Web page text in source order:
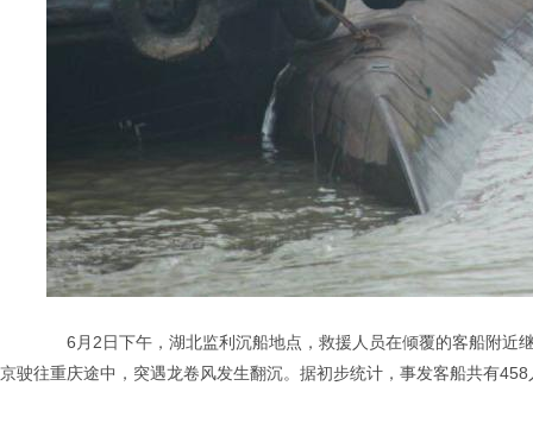
6月2日下午，湖北监利沉船地点，救援人员在倾覆的客船附近
京驶往重庆途中，突遇龙卷风发生翻沉。据初步统计，事发客船共有